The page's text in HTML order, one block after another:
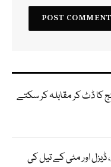
کا ڈٹ کر مقابلہ کر سکتے
ڈیزل اور مٹی کے تیل کی